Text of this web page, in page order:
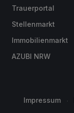
Trauerportal
Stellenmarkt
Immobilienmarkt
AZUBI NRW
Impressum